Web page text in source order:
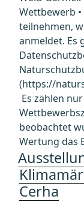
Wettbewerb
teilnehmen,
anmeldet. Es
(https://
Es zählen
beobachtet
Wertung das
Cerha